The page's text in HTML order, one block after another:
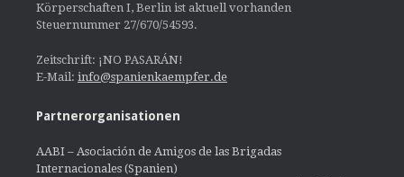
Körperschaften I, Berlin ist aktuell vorhanden
Steuernummer 27/670/54593.
Zeitschrift: ¡NO PASARÁN!
E-Mail: info@spanienkaempfer.de
Partnerorganisationen
AABI – Asociación de Amigos de las Brigadas
Internacionales (Spanien)